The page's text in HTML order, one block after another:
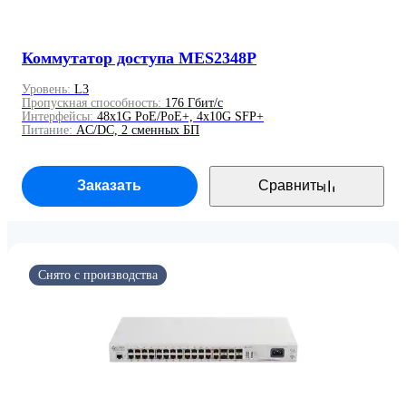
Коммутатор доступа MES2348P
Уровень: L3
Пропускная способность: 176 Гбит/с
Интерфейсы: 48x1G PoE/PoE+, 4x10G SFP+
Питание: AC/DC, 2 сменных БП
Заказать Сравнить
Осуществляется поддержка